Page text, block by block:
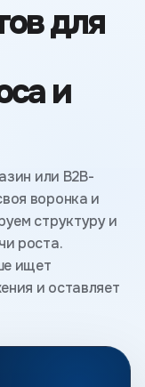
для
и
или B2B-
воронка и
структуру и
роста.
ищет
и оставляет